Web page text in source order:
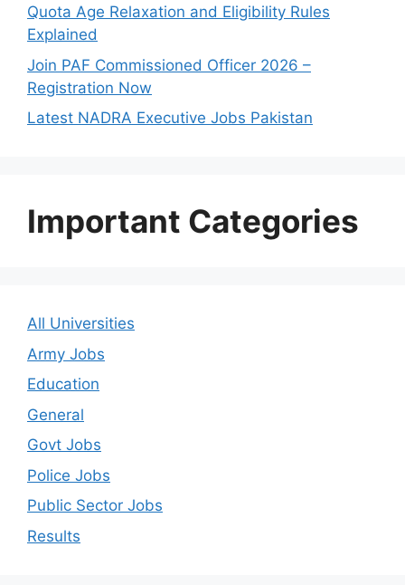
Quota Age Relaxation and Eligibility Rules
Explained
Join PAF Commissioned Officer 2026 –
Registration Now
Latest NADRA Executive Jobs Pakistan
Important Categories
All Universities
Army Jobs
Education
General
Govt Jobs
Police Jobs
Public Sector Jobs
Results